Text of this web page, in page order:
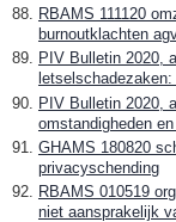
RBAMS 111120
burnoutklachten
PIV Bulletin 2020,
PIV Bulletin 2020,
omstandigheden
GHAMS 180820
privacyschending
RBAMS 010519
niet aansprakelijk